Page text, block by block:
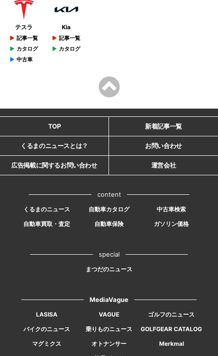
テスラ
記事一覧
カタログ
中古車
Kia
記事一覧
カタログ
TOP 新着記事一覧
くるまのニュースとは？ お問い合わせ
広告掲載に関するお問い合わせ 運営会社
content
くるまのニュース 自動車カタログ
中古車検索
自動車買取・査定
自動車保険 ガソリン価格
special
まつだのニュース
MediaVague
LASISA VAGUE
ゴルフのニュース
バイクのニュース
乗りものニュース
GOLFGEAR CATALOG
マグミクス
オトナンサー
Merkmal